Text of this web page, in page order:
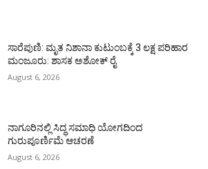
ಸಾರೆಪುಣಿ: ಮೃತ ನಿಶಾನಾ ಕುಟುಂಬಕ್ಕೆ 3 ಲಕ್ಷ ಪರಿಹಾರ
ಮಂಜೂರು: ಶಾಸಕ ಅಶೋಕ್ ರೈ
August 6, 2026
ನಾಗೂರಿನಲ್ಲಿ ಸಿದ್ಧ ಸಮಾಧಿ ಯೋಗದಿಂದ
ಗುರುಪೂರ್ಣಿಮೆ ಆಚರಣೆ
August 6, 2026